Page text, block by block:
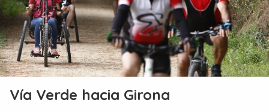
Vía Verde hacia Girona